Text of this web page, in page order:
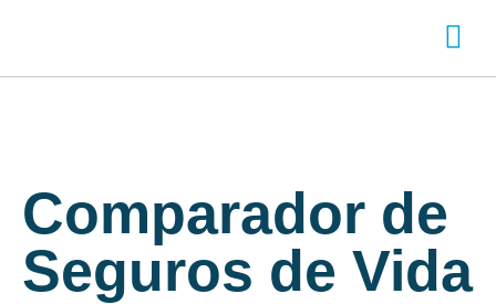
Comparador de
Seguros de Vida